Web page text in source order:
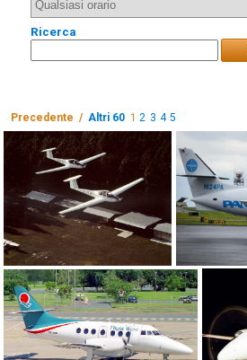
Ricerca
Precedente / Altri 60 1 2 3 4 5